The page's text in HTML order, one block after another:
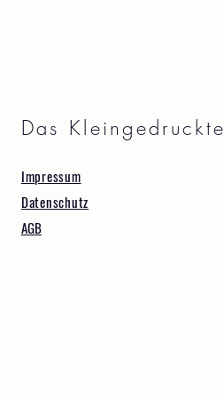
Das Kleingedruckte
Impressum
Datenschutz
AGB